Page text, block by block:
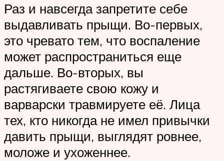
Раз и навсегда запретите себе
выдавливать прыщи. Во-первых,
это чревато тем, что воспаление
может распространиться еще
дальше. Во-вторых, вы
растягиваете свою кожу и
варварски травмируете её. Лица
тех, кто никогда не имел привычки
давить прыщи, выглядят ровнее,
моложе и ухоженнее.